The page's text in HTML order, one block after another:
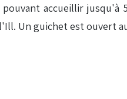
accueillir
Un guichet est ouvert